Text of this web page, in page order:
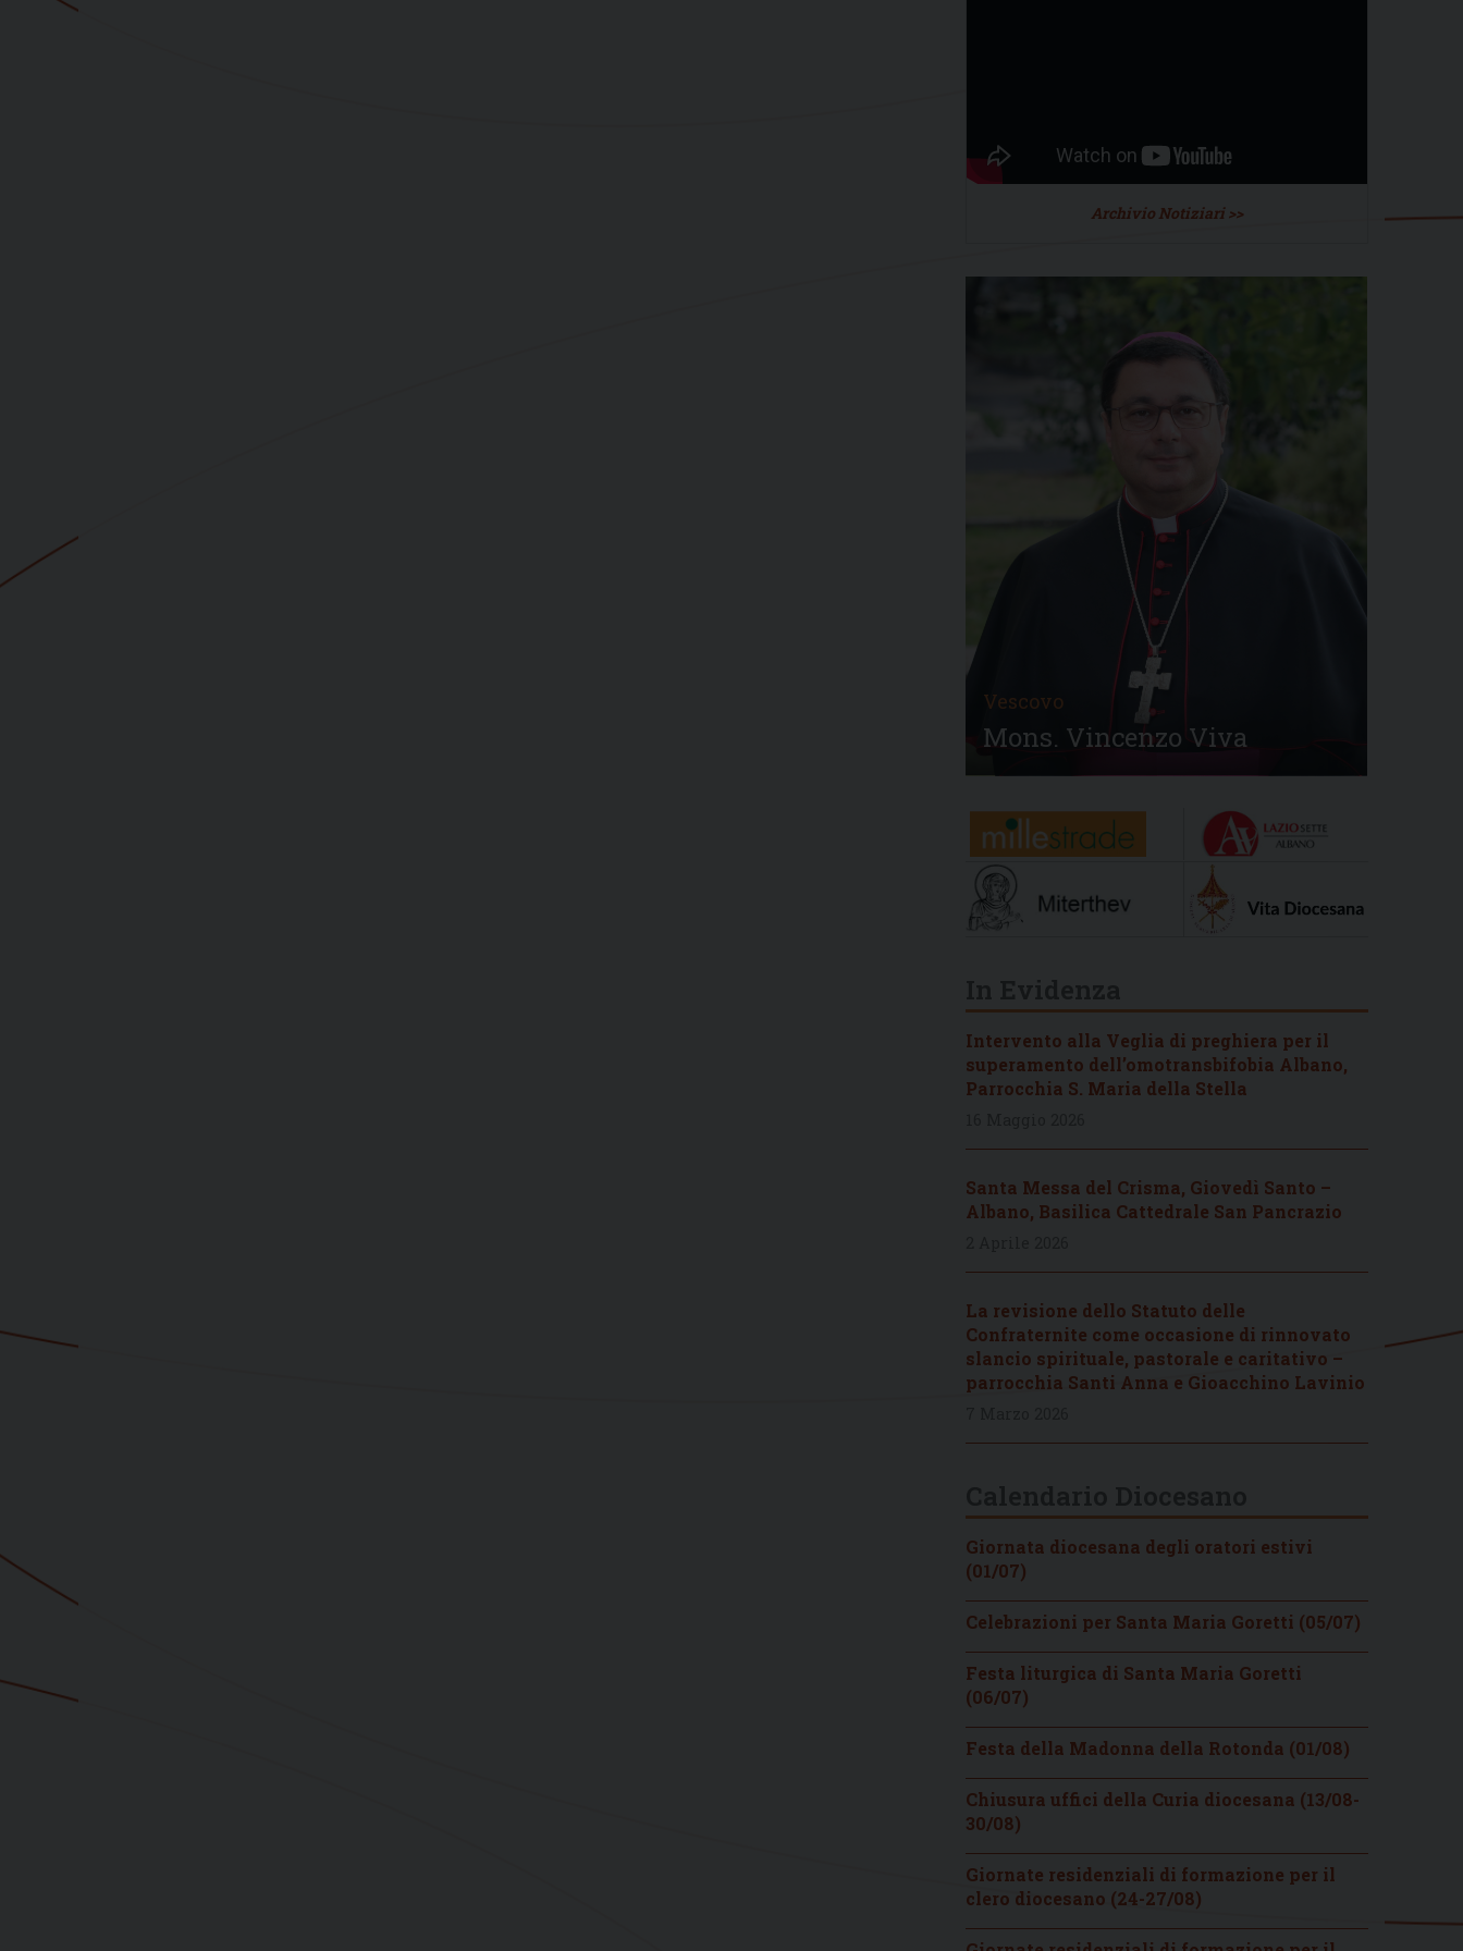
Archivio Notiziari >>
Vescovo
Mons. Vincenzo Viva
Intervento alla Veglia di preghiera per il
superamento dell’omotransbifobia Albano,
Parrocchia S. Maria della Stella
Santa Messa del Crisma, Giovedì Santo –
Albano, Basilica Cattedrale San Pancrazio
La revisione dello Statuto delle
Confraternite come occasione di rinnovato
slancio spirituale, pastorale e caritativo –
parrocchia Santi Anna e Gioacchino Lavinio
Giornata diocesana degli oratori estivi
(01/07)
Celebrazioni per Santa Maria Goretti (05/07)
Festa liturgica di Santa Maria Goretti
(06/07)
Festa della Madonna della Rotonda (01/08)
Chiusura uffici della Curia diocesana (13/08-
30/08)
Giornate residenziali di formazione per il
clero diocesano (24-27/08)